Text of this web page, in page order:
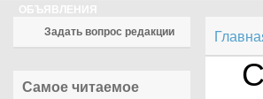
ОБЪЯВЛЕНИЯ
Задать вопрос редакции
Самое читаемое